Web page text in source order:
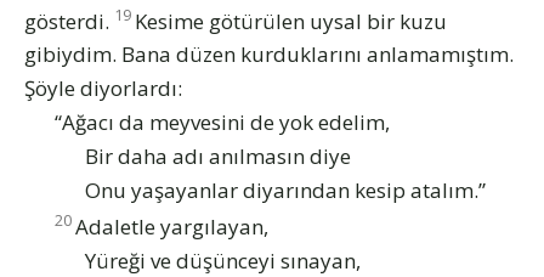
gösterdi. 19 Kesime götürülen uysal bir kuzu
gibiydim. Bana düzen kurduklarını anlamamıştım.
Şöyle diyorlardı:
“Ağacı da meyvesini de yok edelim,
Bir daha adı anılmasın diye
Onu yaşayanlar diyarından kesip atalım.”
20Adaletle yargılayan,
Yüreği ve düşünceyi sınayan,